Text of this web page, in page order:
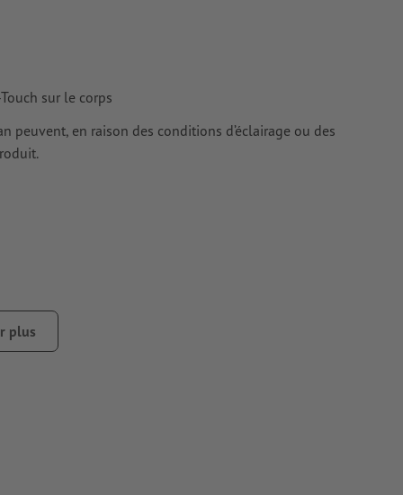
sur le corps
peuvent, en raison des conditions d’éclairage ou des
plus